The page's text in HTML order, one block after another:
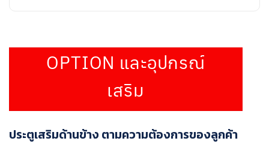
OPTION และอุปกรณ์
เสริม
ประตูเสริมด้านข้าง ตามความต้องการของลูกค้า